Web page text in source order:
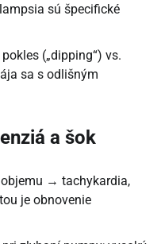
sú špecifické
(„dipping“) vs.
sa s odlišným
a šok
→ tachykardia,
je obnovenie